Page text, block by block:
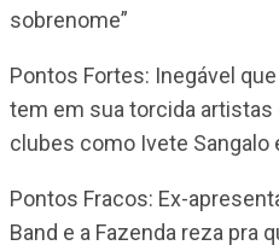
sobrenome”
Pontos Fortes: Inegável
tem em sua torcida
clubes como Ivete Sangalo
Pontos Fracos: Ex-
Band e a Fazenda reza pra